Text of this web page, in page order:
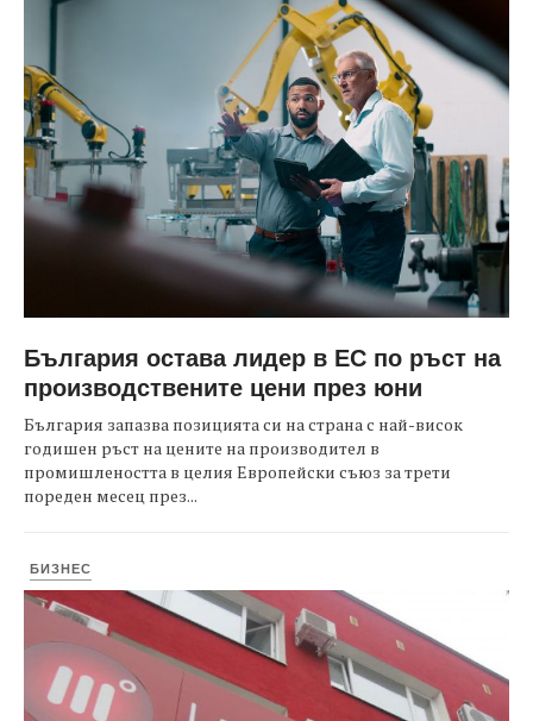
България остава лидер в ЕС по ръст на
производствените цени през юни
България запазва позицията си на страна с най-висок
годишен ръст на цените на производител в
промишлеността в целия Европейски съюз за трети
пореден месец през...
БИЗНЕС